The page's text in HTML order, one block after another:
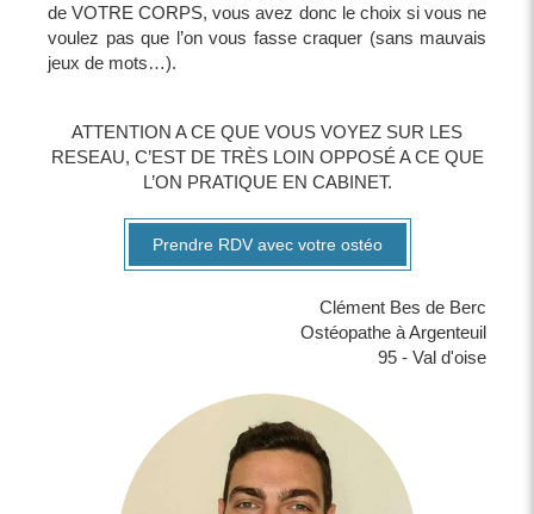
de VOTRE CORPS, vous avez donc le choix si vous ne
voulez pas que l’on vous fasse craquer (sans mauvais
jeux de mots…).
ATTENTION A CE QUE VOUS VOYEZ SUR LES
RESEAU, C’EST DE TRÈS LOIN OPPOSÉ A CE QUE
L’ON PRATIQUE EN CABINET.
Prendre RDV avec votre ostéo
Clément Bes de Berc
Ostéopathe à Argenteuil
95 - Val d'oise